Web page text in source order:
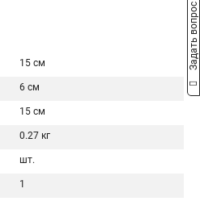
15 см
6 см
15 см
0.27 кг
шт.
1
Задать вопрос